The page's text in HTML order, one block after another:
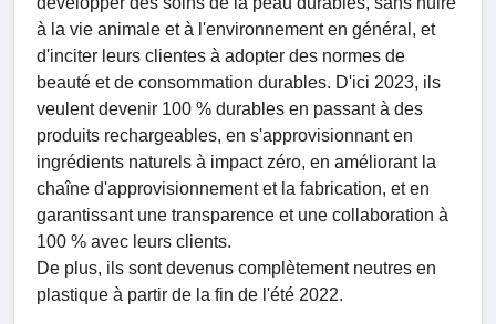
à la vie animale et à l'environnement en général, et
d'inciter leurs clientes à adopter des normes de
beauté et de consommation durables. D'ici 2023, ils
veulent devenir 100 % durables en passant à des
produits rechargeables, en s'approvisionnant en
ingrédients naturels à impact zéro, en améliorant la
chaîne d'approvisionnement et la fabrication, et en
garantissant une transparence et une collaboration à
100 % avec leurs clients.
De plus, ils sont devenus complètement neutres en
plastique à partir de la fin de l'été 2022.